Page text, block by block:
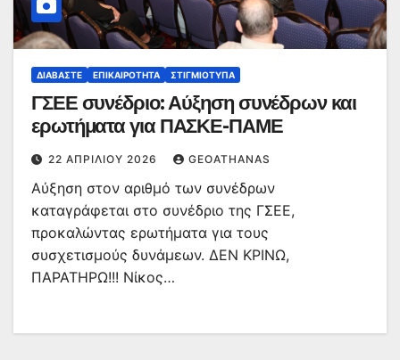
ΔΙΑΒΆΣΤΕ ΕΠΙΚΑΙΡΌΤΗΤΑ ΣΤΙΓΜΙΌΤΥΠΑ
ΓΣΕΕ συνέδριο: Αύξηση συνέδρων και
ερωτήματα για ΠΑΣΚΕ-ΠΑΜΕ
22 ΑΠΡΙΛΊΟΥ 2026 GEOATHANAS
Αύξηση στον αριθμό των συνέδρων
καταγράφεται στο συνέδριο της ΓΣΕΕ,
προκαλώντας ερωτήματα για τους
συσχετισμούς δυνάμεων. ΔΕΝ ΚΡΙΝΩ,
ΠΑΡΑΤΗΡΩ!!! Νίκος…